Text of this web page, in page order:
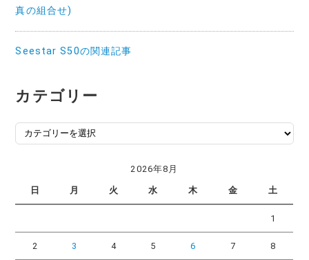
真の組合せ)
Seestar S50の関連記事
カテゴリー
カ
テ
ー
2026年8月
日 月 火 水 木 金 土
1
2 3 4 5 6 7 8